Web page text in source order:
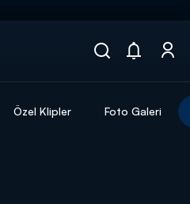
Özel Klipler Foto Galeri